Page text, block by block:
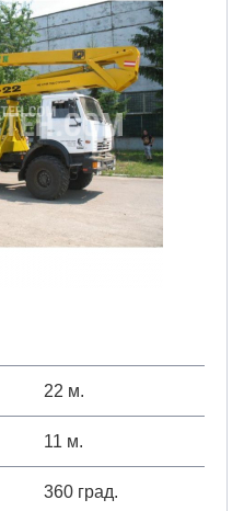
22 м.
11 м.
360 град.